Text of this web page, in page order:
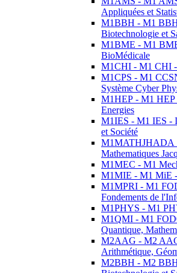
Appliquées et
M1BBH - M1
Biotechnologie et
M1BME - M1
BioMédicale
M1CHI - M1 CHI -
M1CPS - M1
Système Cyber
M1HEP - M1 HEP
Energies
M1IES - M1 IES -
et Société
M1MATHJHADA
Mathematiques
M1MEC - M1
M1MIE - M1 MiE -
M1MPRI - M1
Fondements de
M1PHYS - M1
M1QMI - M1
Quantique,
M2AAG - M2
Arithmétique,
M2BBH - M2